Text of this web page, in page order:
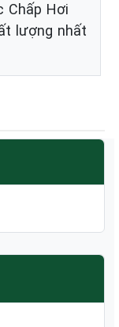
Chấp Hơi
lượng nhất